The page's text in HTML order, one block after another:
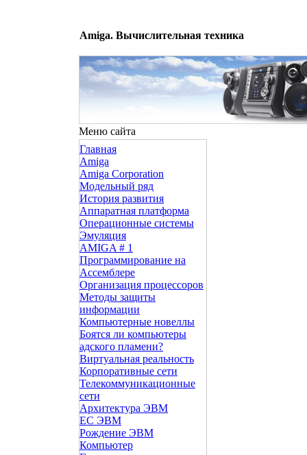
Amiga. Вычислительная техника
Меню сайта
Главная
Amiga
Amiga Corporation
Модельный ряд
История развития
Аппаратная платформа
Операционные системы
Эмуляция
AMIGA # 1
Программирование на
Ассемблере
Организация процессоров
Методы защиты
информации
Компьютерные новеллы
Боятся ли компьютеры
адского пламени?
Виртуальная реальность
Корпоративные сети
Телекоммуникационные
сети
Архитектура ЭВМ
ЕС ЭВМ
Рождение ЭВМ
Компьютер